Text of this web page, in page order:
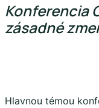
Konferencia
zásadné
Hlavnou témou